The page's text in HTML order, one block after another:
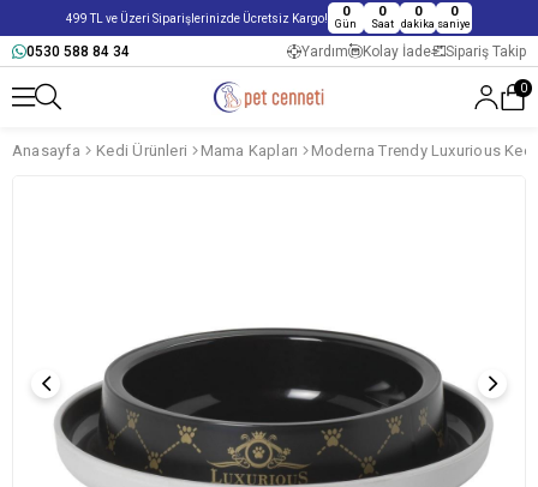
499 TL ve Üzeri Siparişlerinizde Ücretsiz Kargo! 0
Gün
0
Saat
0
dakika
0
saniye
0530 588 84 34 Yardım Kolay İade Sipariş Takip
0
Anasayfa Kedi Ürünleri Mama Kapları